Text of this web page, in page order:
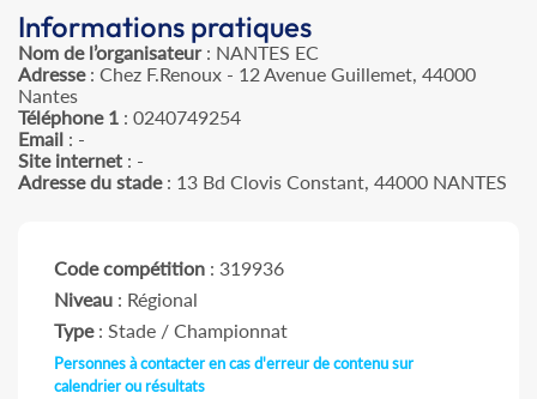
Informations pratiques
Nom de l’organisateur: NANTES EC
Adresse: Chez F.Renoux - 12 Avenue Guillemet, 44000
Nantes
Téléphone 1 : 0240749254
Email : -
Site internet : -
Adresse du stade: 13 Bd Clovis Constant, 44000 NANTES
Code compétition : 319936
Niveau : Régional
Type: Stade / Championnat
Personnes à contacter en cas d'erreur de contenu sur
calendrier ou résultats